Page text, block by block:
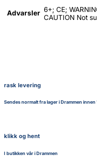
Advarsler 6+; CE;
CAUTION Not
rask levering
Sendes normalt fra lager i Drammen innen
klikk og hent
I butikken vår i Drammen